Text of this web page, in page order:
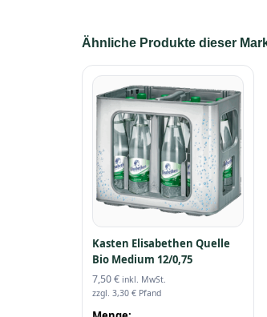
Ähnliche Produkte dieser
Kasten Elisabethen Quelle
Bio Medium 12/0,75
7,50€ inkl. MwSt.
zzgl. 3,30 € Pfand